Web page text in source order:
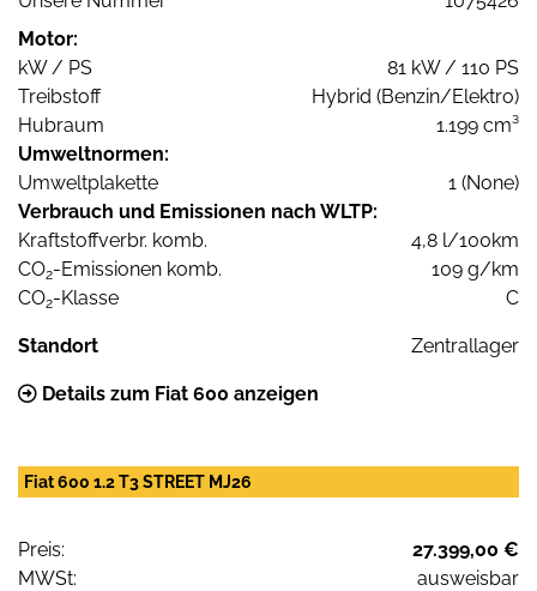
Motor:
kW / PS
81 kW / 110 PS
Treibstoff
Hybrid (Benzin/Elektro)
Hubraum
1.199 cm³
Umweltnormen:
Umweltplakette
1 (None)
Verbrauch und Emissionen nach WLTP:
Kraftstoffverbr. komb.
4,8 l/100km
CO2-Emissionen komb.
109 g/km
CO2-Klasse C
Standort Zentrallager
Details zum Fiat 600 anzeigen
Fiat 600 1.2 T3 STREET MJ26
Preis:
27.399,00 €
MWSt:
ausweisbar